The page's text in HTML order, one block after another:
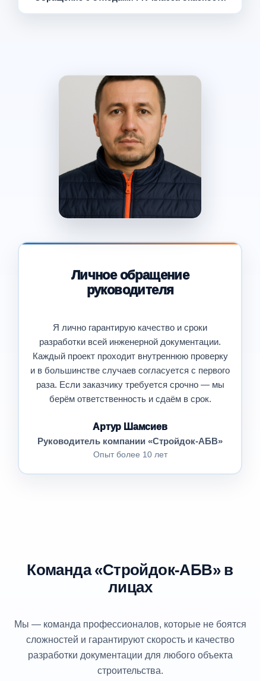
Личное обращение
руководителя
Я лично гарантирую качество и сроки
разработки всей инженерной документации.
Каждый проект проходит внутреннюю проверку
и в большинстве случаев согласуется с первого
раза. Если заказчику требуется срочно — мы
берём ответственность и сдаём в срок.
Артур Шамсиев
Руководитель компании «Стройдок-АБВ»
Опыт более 10 лет
Команда «Стройдок-АБВ» в
лицах
Мы — команда профессионалов, которые не боятся
сложностей и гарантируют скорость и качество
разработки документации для любого объекта
строительства.